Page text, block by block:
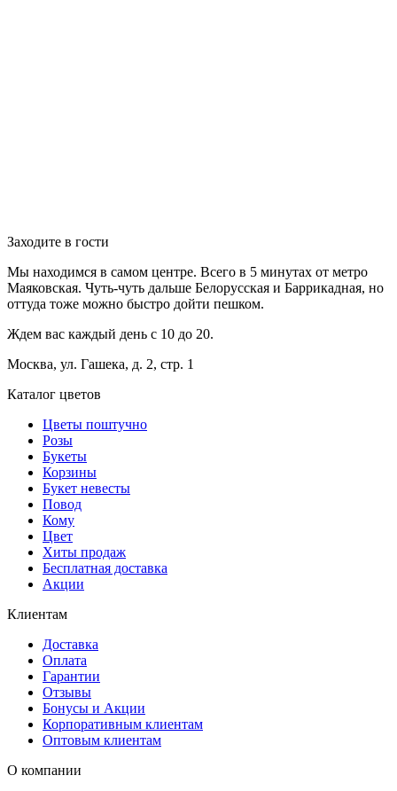
Заходите в гости
Мы находимся в самом центре. Всего в 5 минутах от метро
Маяковская. Чуть-чуть дальше Белорусская и Баррикадная, но
оттуда тоже можно быстро дойти пешком.
Ждем вас каждый день с 10 до 20.
Москва, ул. Гашека, д. 2, стр. 1
Каталог цветов
Цветы поштучно
Розы
Букеты
Корзины
Букет невесты
Повод
Кому
Цвет
Хиты продаж
Бесплатная доставка
Акции
Клиентам
Доставка
Оплата
Гарантии
Отзывы
Бонусы и Акции
Корпоративным клиентам
Оптовым клиентам
О компании